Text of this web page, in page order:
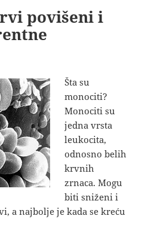
povišeni i
Šta su
monociti?
Monociti su
jedna vrsta
leukocita,
odnosno belih
krvnih
zrnaca. Mogu
biti sniženi i
a najbolje je kada se kreću
u krvi povišeni i sniženi